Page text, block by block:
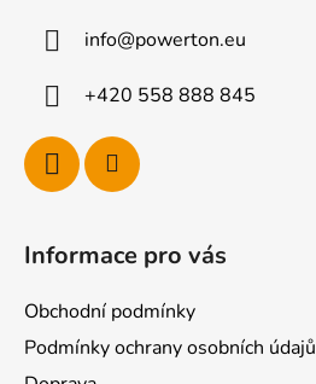
info@powerton.eu
+420 558 888 845
Informace pro vás
Obchodní podmínky
Podmínky ochrany osobních údajů